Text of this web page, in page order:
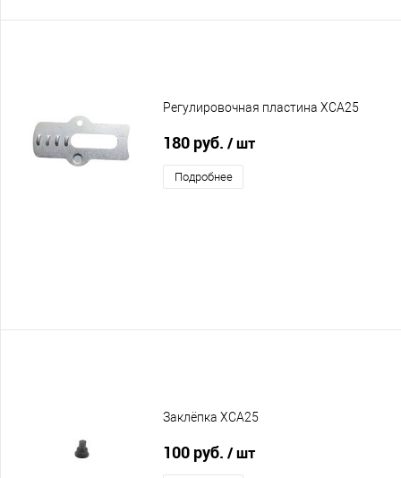
Регулировочная пластина XCA25
180 руб. / шт
Подробнее
Заклёпка XCA25
100 руб. / шт